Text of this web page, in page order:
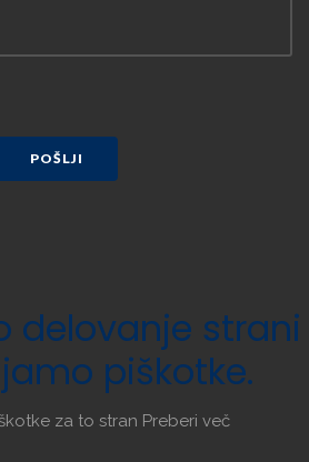
POŠLJI
delovanje strani
piškotke.
za to stran Preberi več